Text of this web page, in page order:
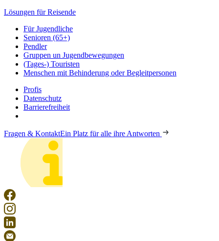
Lösungen für Reisende
Für Jugendliche
Senioren (65+)
Pendler
Gruppen un Jugendbewegungen
(Tages-) Touristen
Menschen mit Behinderung oder Begleitpersonen
Profis
Datenschutz
Barrierefreiheit
Fragen & KontaktEin Platz für alle ihre Antworten